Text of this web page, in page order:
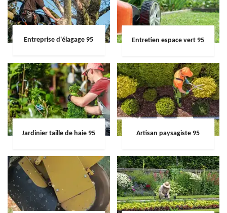
Entreprise d'élagage 95 Entretien espace vert 95
Jardinier taille de haie 95 Artisan paysagiste 95